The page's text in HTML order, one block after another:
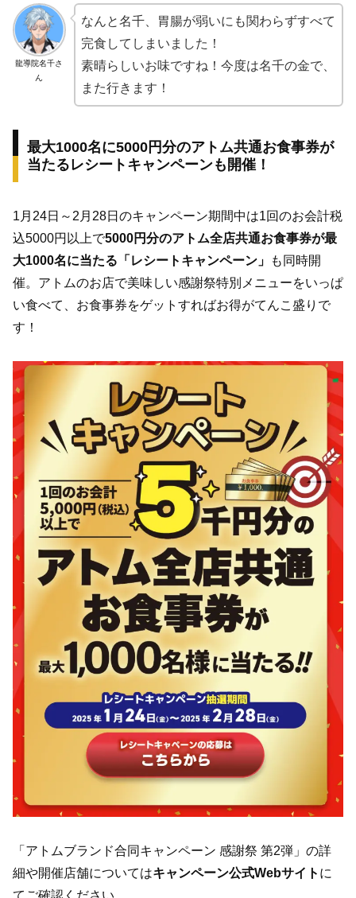
龍導院名千さ
ん
なんと名千、胃腸が弱いにも関わらずすべて
完食してしまいました！
素晴らしいお味ですね！今度は名千の金で、
また行きます！
最大1000名に5000円分のアトム共通お食事券が
当たるレシートキャンペーンも開催！
1月24日～2月28日のキャンペーン期間中は1回のお会計税
込5000円以上で5000円分のアトム全店共通お食事券が最
大1000名に当たる「レシートキャンペーン」
も同時開
催。アトムのお店で美味しい感謝祭特別メニューをいっぱ
い食べて、お食事券をゲットすればお得がてんこ盛りで
す！
「アトムブランド合同キャンペーン 感謝祭 第2弾」の詳
細や開催店舗についてはキャンペーン公式Webサイト に
てご確認ください。